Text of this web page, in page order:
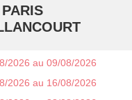
2026 au 09/08/2026
2026 au 16/08/2026